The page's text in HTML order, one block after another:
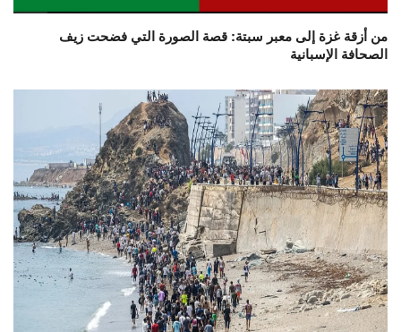
من أزقة غزة إلى معبر سبتة: قصة الصورة التي فضحت زيف
الصحافة الإسبانية